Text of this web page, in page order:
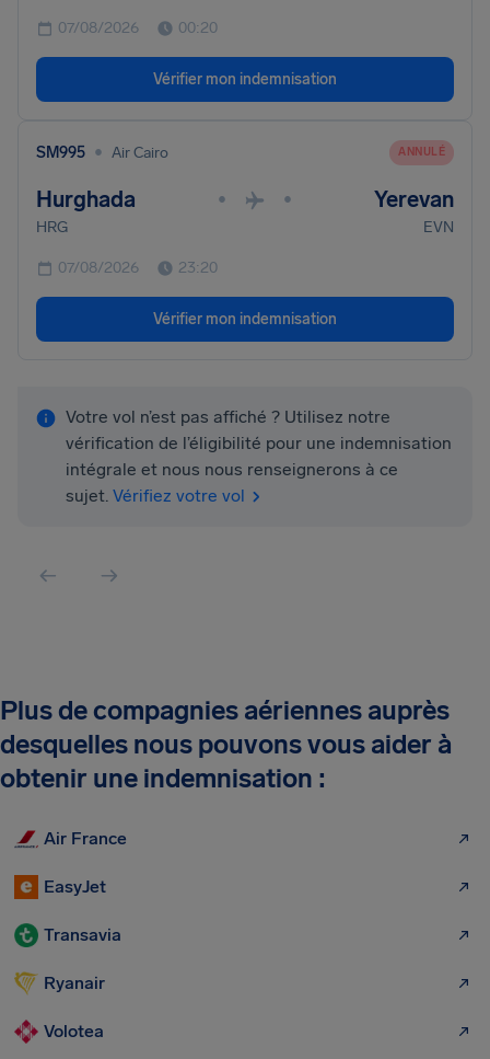
07/08/2026 00:20
Vérifier mon indemnisation
SM995 • Air Cairo ANNULÉ
Hurghada • • Yerevan
HRG EVN
07/08/2026 23:20
Vérifier mon indemnisation
Votre vol n’est pas affiché ? Utilisez notre
vérification de l’éligibilité pour une indemnisation
intégrale et nous nous renseignerons à ce
sujet. Vérifiez votre vol
Plus de compagnies aériennes auprès
desquelles nous pouvons vous aider à
obtenir une indemnisation :
Air France
EasyJet
Transavia
Ryanair
Volotea